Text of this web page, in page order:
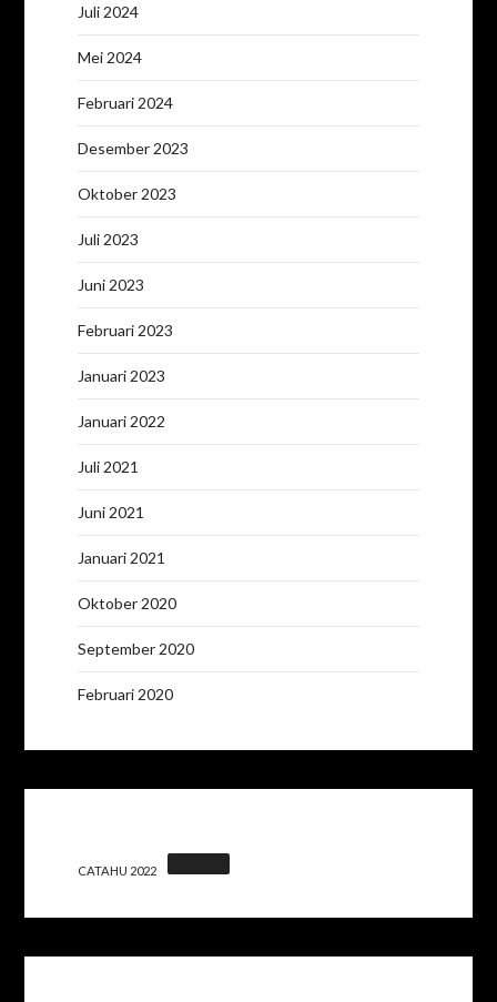
Juli 2024
Mei 2024
Februari 2024
Desember 2023
Oktober 2023
Juli 2023
Juni 2023
Februari 2023
Januari 2023
Januari 2022
Juli 2021
Juni 2021
Januari 2021
Oktober 2020
September 2020
Februari 2020
CATAHU 2022